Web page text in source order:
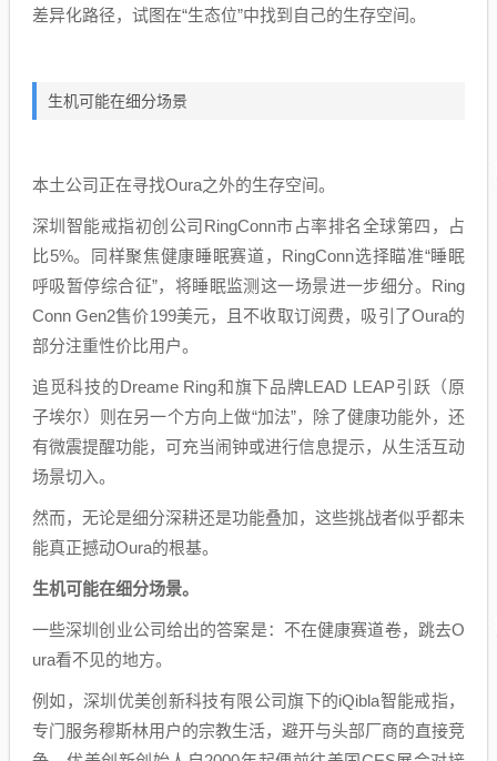
差异化路径，试图在“生态位”中找到自己的生存空间。
生机可能在细分场景
本土公司正在寻找Oura之外的生存空间。
深圳智能戒指初创公司RingConn市占率排名全球第四，占
比5%。同样聚焦健康睡眠赛道，RingConn选择瞄准“睡眠
呼吸暂停综合征”，将睡眠监测这一场景进一步细分。Ring
Conn Gen2售价199美元，且不收取订阅费，吸引了Oura的
部分注重性价比用户。
追觅科技的Dreame Ring和旗下品牌LEAD LEAP引跃（原
子埃尔）则在另一个方向上做“加法”，除了健康功能外，还
有微震提醒功能，可充当闹钟或进行信息提示，从生活互动
场景切入。
然而，无论是细分深耕还是功能叠加，这些挑战者似乎都未
能真正撼动Oura的根基。
生机可能在细分场景。
一些深圳创业公司给出的答案是：不在健康赛道卷，跳去O
ura看不见的地方。
例如，深圳优美创新科技有限公司旗下的iQibla智能戒指，
专门服务穆斯林用户的宗教生活，避开与头部厂商的直接竞